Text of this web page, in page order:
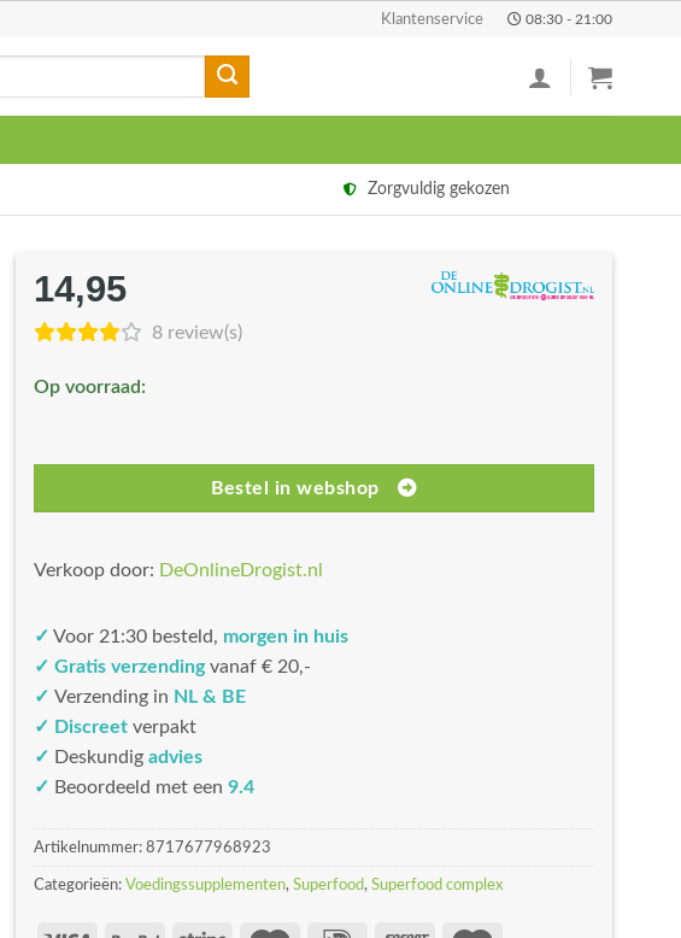
Klantenservice 08:30 - 21:00
Zorgvuldig gekozen
14,95
8 review(s)
Op voorraad:
Bestel in webshop
Verkoop door: DeOnlineDrogist.nl
✓ Voor 21:30 besteld, morgen in huis
✓ Gratis verzendingvanaf € 20,-
✓ Verzending in NL & BE
✓ Discreet verpakt
✓ Deskundig advies
✓ Beoordeeld met een 9.4
Artikelnummer: 8717677968923
Categorieën: Voedingssupplementen, Superfood, Superfood complex